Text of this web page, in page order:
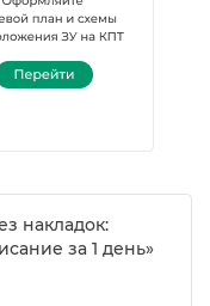
накладок:
за 1 день»